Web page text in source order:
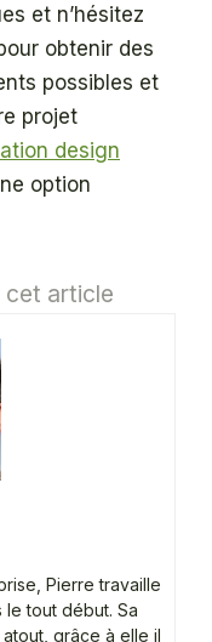
et n’hésitez
obtenir des
possibles et
projet
design
option
cet article
Pierre travaille
tout début. Sa
grâce à elle il